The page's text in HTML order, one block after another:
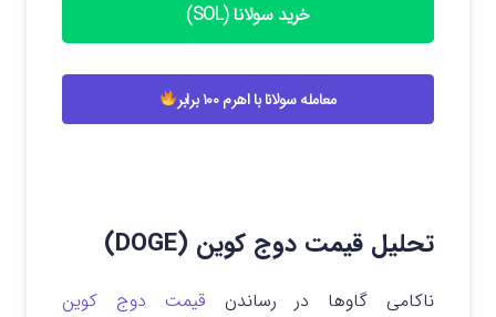
خرید سولانا (SOL)
معامله سولانا با اهرم ۱۰۰ برابر
تحلیل قیمت دوج کوین (DOGE)
ناکامی گاوها در رساندن قیمت دوج کوین